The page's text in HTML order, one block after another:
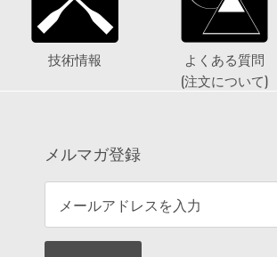
技術情報
よくある質問
(注文について)
メルマガ登録